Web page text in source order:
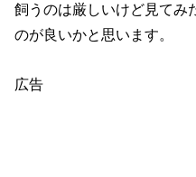
飼うのは厳しいけど見てみ
のが良いかと思います。
広告